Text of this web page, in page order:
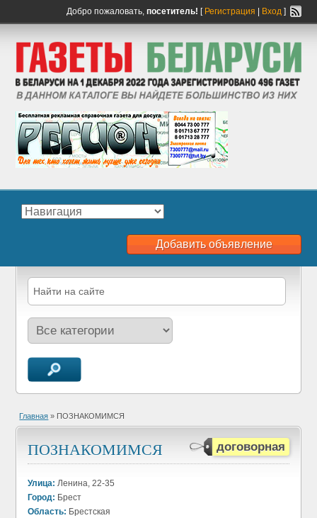
Добро пожаловать, посетитель! [ Регистрация Вход]
Добавить объявление
Главная » ПОЗНАКОМИМСЯ
договорная
ПОЗНАКОМИМСЯ
Улица: Ленина, 22-35
Город: Брест
Область: Брестская